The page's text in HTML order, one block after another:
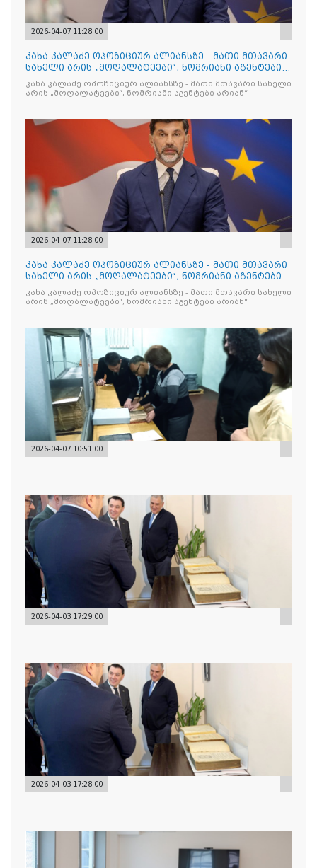
2026-04-07 11:28:00
კახა კალაძე ოპოზიციურ ალიანსზე - მათი მთავარი
სახელი არის „მოღალატეები“, ნომრიანი აგენტები
არიან“
კახა კალაძე ოპოზიციურ ალიანსზე - მათი მთავარი სახელი
არის „მოღალატეები“, ნომრიანი აგენტები არიან“
2026-04-07 11:28:00
კახა კალაძე ოპოზიციურ ალიანსზე - მათი მთავარი
სახელი არის „მოღალატეები“, ნომრიანი აგენტები
არიან“
კახა კალაძე ოპოზიციურ ალიანსზე - მათი მთავარი სახელი
არის „მოღალატეები“, ნომრიანი აგენტები არიან“
2026-04-07 10:51:00
2026-04-03 17:29:00
2026-04-03 17:28:00